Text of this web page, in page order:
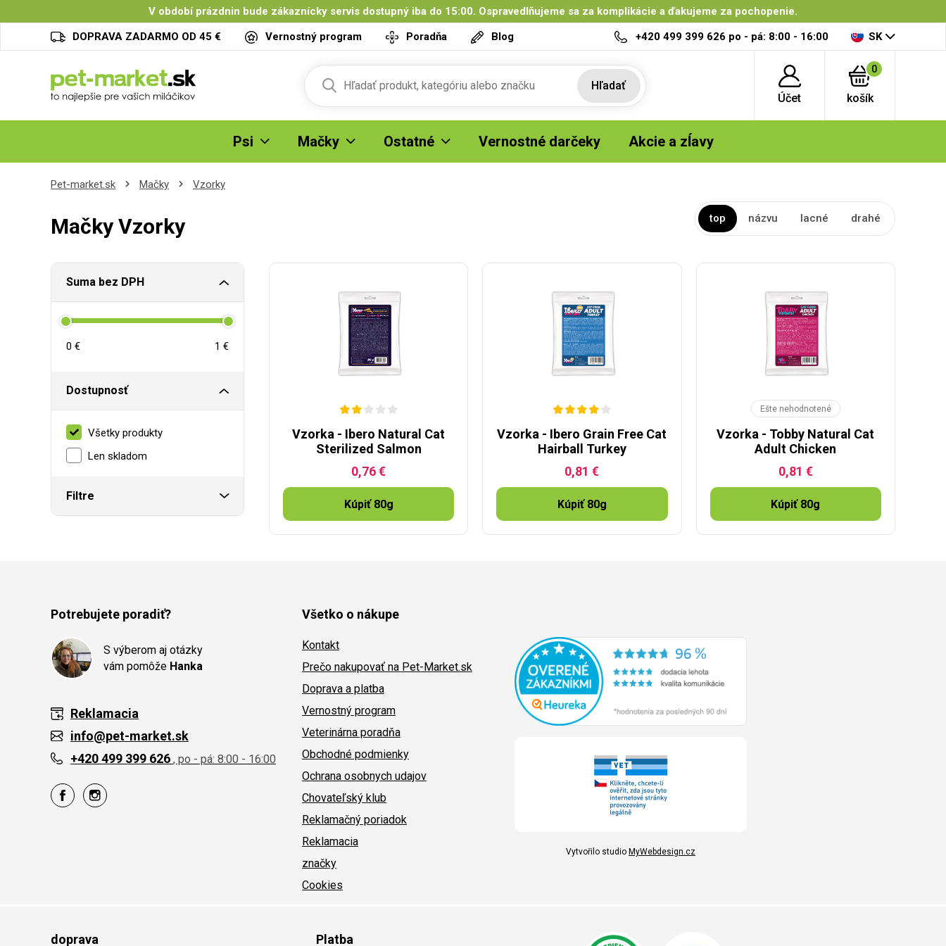
V období prázdnin bude zákaznícky servis dostupný iba do 15:00. Ospravedlňujeme sa za komplikácie a ďakujeme za pochopenie.
DOPRAVA ZADARMO OD 45 €
Vernostný program Poradňa Blog +420 499 399 626 po - pá: 8:00 - 16:00 SK
Hľadať
Účet
0
košík
Psi Mačky Ostatné Vernostné darčeky Akcie a zĺavy
Pet-market.sk Mačky Vzorky
Mačky Vzorky top názvu lacné drahé
Suma bez DPH
0 € 1 €
Dostupnosť
Všetky produkty
Len skladom
Filtre
Vzorka - Ibero Natural Cat
Sterilized Salmon
0,76 €
Kúpiť 80g
Vzorka - Ibero Grain Free Cat
Hairball Turkey
0,81 €
Kúpiť 80g
Ešte nehodnotené
Vzorka - Tobby Natural Cat
Adult Chicken
0,81 €
Kúpiť 80g
Potrebujete poradiť?
S výberom aj otázky
vám pomôže Hanka
Reklamacia
info@pet-market.sk
+420 499 399 626 , po - pá: 8:00 - 16:00
Všetko o nákupe
Kontakt
Prečo nakupovať na Pet-Market.sk
Doprava a platba
Vernostný program
Veterinárna poradňa
Obchodné podmienky
Ochrana osobnych udajov
Chovateľský klub
Reklamačný poriadok
Reklamacia
značky
Cookies
Vytvořilo studio MyWebdesign.cz
doprava Platba